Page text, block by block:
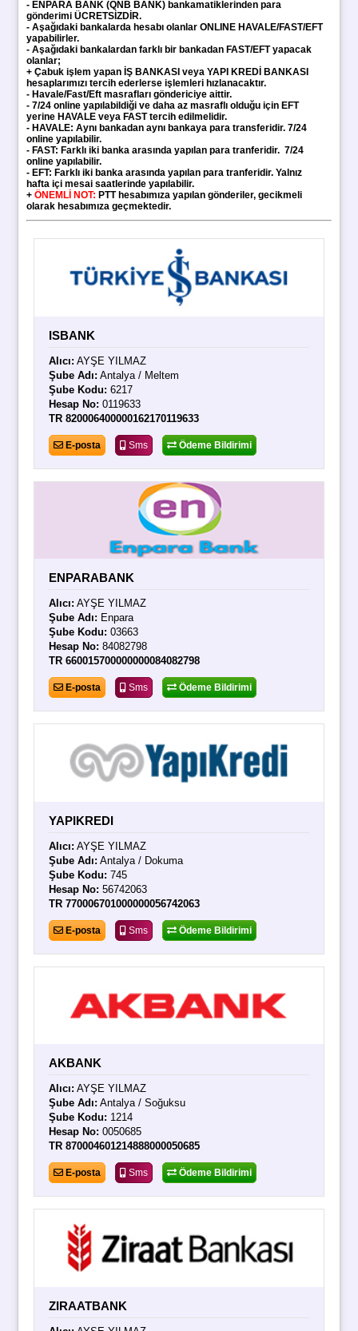
-ENPARA BANK (QNB BANK) bankamatiklerinden para
gönderimi ÜCRETSİZDİR.
- Aşağıdaki bankalarda hesabı olanlar ONLINE HAVALE/FAST/EFT
yapabilirler.
- Aşağıdaki bankalardan farklı bir bankadan FAST/EFT yapacak
olanlar;
+ Çabuk işlem yapan İŞ BANKASI veya YAPI KREDİ BANKASI
hesaplarımızı tercih ederlerse işlemleri hızlanacaktır.
- Havale/Fast/Eft masrafları göndericiye aittir.
- 7/24 online yapılabildiği ve daha az masraflı olduğu için EFT
yerine HAVALE veya FAST tercih edilmelidir.
- HAVALE: Aynı bankadan aynı bankaya para transferidir. 7/24
online yapılabilir.
- FAST: Farklı iki banka arasında yapılan para tranferidir. 7/24
online yapılabilir.
- EFT: Farklı iki banka arasında yapılan para tranferidir. Yalnız
hafta içi mesai saatlerinde yapılabilir.
+ÖNEMLİ NOT: PTT hesabımıza yapılan gönderiler, gecikmeli
olarak hesabımıza geçmektedir.
ISBANK
Alıcı: AYŞE YILMAZ
Şube Adı: Antalya / Meltem
Şube Kodu: 6217
Hesap No: 0119633
TR 820006400000162170119633
E-posta Sms Ödeme Bildirimi
ENPARABANK
Alıcı: AYŞE YILMAZ
Şube Adı: Enpara
Şube Kodu: 03663
Hesap No: 84082798
TR 660015700000000084082798
E-posta Sms Ödeme Bildirimi
YAPIKREDI
Alıcı: AYŞE YILMAZ
Şube Adı: Antalya / Dokuma
Şube Kodu: 745
Hesap No: 56742063
TR 770006701000000056742063
E-posta Sms Ödeme Bildirimi
AKBANK
Alıcı: AYŞE YILMAZ
Şube Adı: Antalya / Soğuksu
Şube Kodu: 1214
Hesap No: 0050685
TR 870004601214888000050685
E-posta Sms Ödeme Bildirimi
ZIRAATBANK